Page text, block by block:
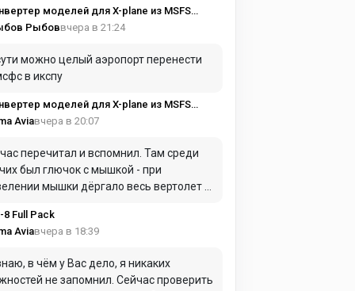
Рыбоввчера в 21:24
можно целый аэропорт перенести
в икспу
Aviaвчера в 20:07
перечитал и вспомнил. Там среди
был глючок с мышкой - при
мышки дёргало весь вертолет и
работает (пересекается)
управления мышкой и джойстиком. Я
учитывая общее качество модели...
я мышку не трогал, управлял только
Full Pack
Aviaвчера в 18:39
в чём у Вас дело, я никаких
не запомнил. Сейчас проверить